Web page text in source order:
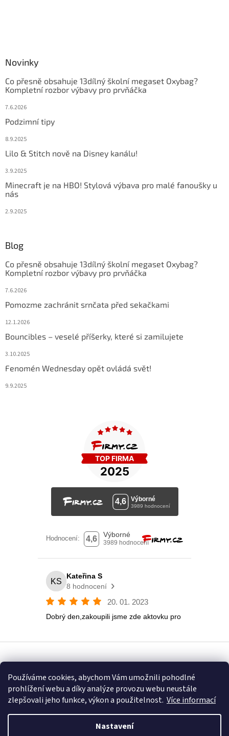
Používáme cookies, abychom Vám umožnili pohodlné
prohlížení webu a díky analýze provozu webu neustále
zlepšovali jeho funkce, výkon a použitelnost. Více informací
Nastavení
Novinky
Co přesně obsahuje 13dílný školní megaset Oxybag?
Kompletní rozbor výbavy pro prvňáčka
7.6.2026
Podzimní tipy
8.9.2025
Lilo & Stitch nově na Disney kanálu!
3.9.2025
Minecraft je na HBO! Stylová výbava pro malé fanoušky u
nás
2.9.2025
Blog
Co přesně obsahuje 13dílný školní megaset Oxybag?
Kompletní rozbor výbavy pro prvňáčka
7.6.2026
Pomozme zachránit srnčata před sekačkami
12.1.2026
Bouncibles – veselé příšerky, které si zamilujete
3.10.2025
Fenomén Wednesday opět ovládá svět!
9.9.2025
Copyright 2026Eshop U Terezky. Všechna práva vyhrazena.